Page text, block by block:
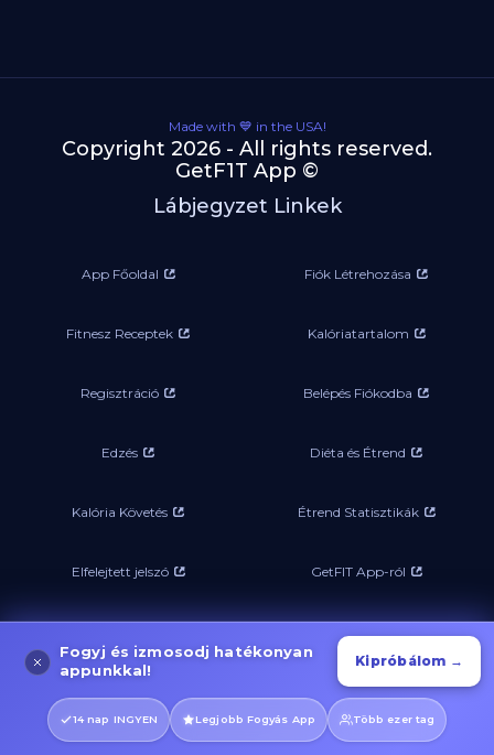
Fogyj és izmosodj hatékonyan
appunkkal!
Kipróbálom →
14 nap INGYEN Legjobb Fogyás App Több ezer tag
Made with 💙 in the USA!
Copyright 2026 - All rights reserved.
GetF1T App ©
Lábjegyzet Linkek
App Főoldal Fiók Létrehozása
Fitnesz Receptek Kalóriatartalom
Regisztráció Belépés Fiókodba
Edzés Diéta és Étrend
Kalória Követés Étrend Statisztikák
Elfelejtett jelszó GetFIT App-ról
Étrend